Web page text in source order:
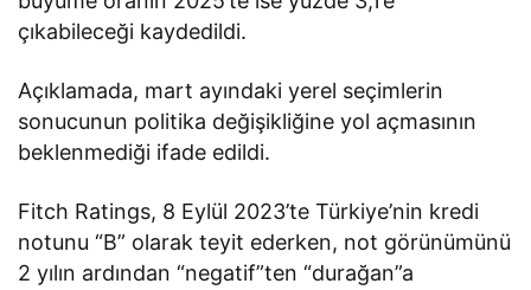
çıkabileceği kaydedildi.
Açıklamada, mart ayındaki yerel seçimlerin
sonucunun politika değişikliğine yol açmasının
beklenmediği ifade edildi.
Fitch Ratings, 8 Eylül 2023’te Türkiye’nin kredi
notunu “B” olarak teyit ederken, not görünümünü
2 yılın ardından “negatif”ten “durağan”a